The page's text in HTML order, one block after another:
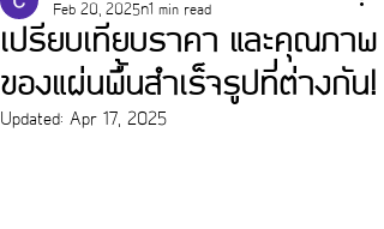
เปรียบเทียบราคา และคุณภาพ
ของแผ่นพื้นสำเร็จรูปที่ต่างกัน!
Feb 20, 2025
1 min read
Updated: Apr 17, 2025